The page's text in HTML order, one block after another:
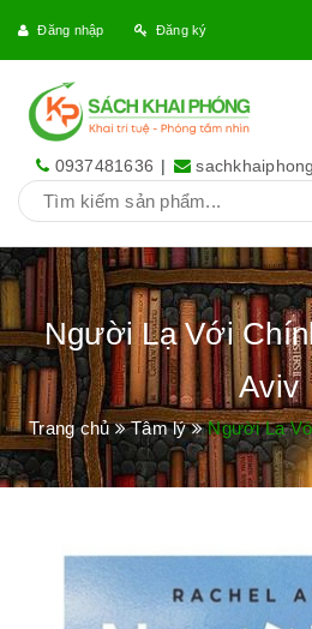
Đăng nhập Đăng ký
0937481636 |
Người Lạ Với
Aviv
Trang chủ Tâm lý Người Lạ